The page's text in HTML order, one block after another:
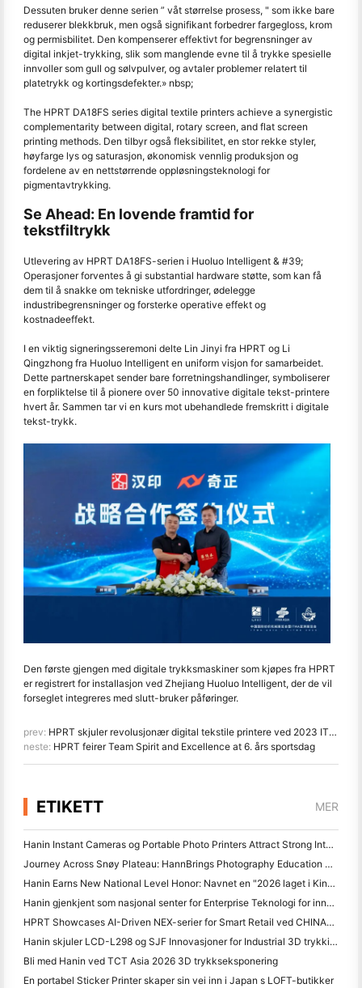
Dessuten bruker denne serien ” våt størrelse prosess, " som ikke bare
reduserer blekkbruk, men også signifikant forbedrer fargegloss, krom
og permisbilitet. Den kompenserer effektivt for begrensninger av
digital inkjet-trykking, slik som manglende evne til å trykke spesielle
innvoller som gull og sølvpulver, og avtaler problemer relatert til
platetrykk og kortingsdefekter.» nbsp;
The HPRT DA18FS series digital textile printers achieve a synergistic
complementarity between digital, rotary screen, and flat screen
printing methods. Den tilbyr også fleksibilitet, en stor rekke styler,
høyfarge lys og saturasjon, økonomisk vennlig produksjon og
fordelene av en nettstørrende oppløsningsteknologi for
pigmentavtrykking.
Se Ahead: En lovende framtid for
tekstfiltrykk
Utlevering av HPRT DA18FS-serien i Huoluo Intelligent & #39;
Operasjoner forventes å gi substantial hardware støtte, som kan få
dem til å snakke om tekniske utfordringer, ødelegge
industribegrensninger og forsterke operative effekt og
kostnadeeffekt.
I en viktig signeringsseremoni delte Lin Jinyi fra HPRT og Li
Qingzhong fra Huoluo Intelligent en uniform visjon for samarbeidet.
Dette partnerskapet sender bare forretningshandlinger, symboliserer
en forpliktelse til å pionere over 50 innovative digitale tekst-printere
hvert år. Sammen tar vi en kurs mot ubehandlede fremskritt i digitale
tekst-trykk.
Den første gjengen med digitale trykksmaskiner som kjøpes fra HPRT
er registrert for installasjon ved Zhejiang Huoluo Intelligent, der de vil
forseglet integreres med slutt-bruker påføringer.
prev: HPRT skjuler revolusjonær digital tekstile printere ved 2023 ITMA-ekshibition
neste: HPRT feirer Team Spirit and Excellence at 6. års sportsdag
ETIKETT MER
Hanin Instant Cameras og Portable Photo Printers Attract Strong Interest ved IEAE Shenzhen 2026
Journey Across Snøy Plateau: HannBrings Photography Education Programme for Barn i Qamdo
Hanin Earns New National Level Honor: Navnet en "2026 laget i Kina" "Tillit Brand av Consumere"
Hanin gjenkjent som nasjonal senter for Enterprise Teknologi for innovasjonsledelse
HPRT Showcases AI-Driven NEX-serier for Smart Retail ved CHINASHOP 2026
Hanin skjuler LCD-L298 og SJF Innovasjoner for Industrial 3D trykking ved TCT Asia 2026
Bli med Hanin ved TCT Asia 2026 3D trykkseksponering
En portabel Sticker Printer skaper sin vei inn i Japan s LOFT-butikker